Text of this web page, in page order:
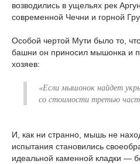
возводились в ущельях рек
современной Чечни и горной
Особой чертой Мути было то,
башни он приносил мышонка и
хозяев:
«Если мышонок найдет
со стоимости третью
И, как ни странно, мышь не
испытания становились
идеальной каменной кладки —